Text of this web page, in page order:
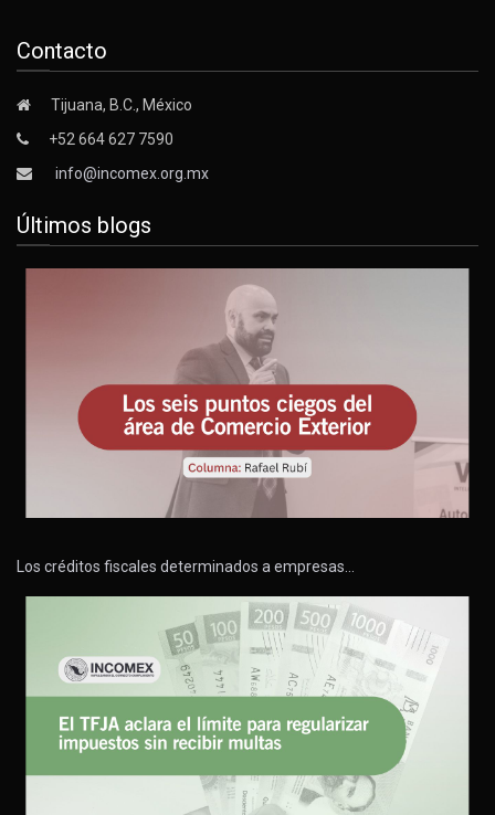
Contacto
Tijuana, B.C., México
+52 664 627 7590
info@incomex.org.mx
Últimos blogs
Los créditos fiscales determinados a empresas…